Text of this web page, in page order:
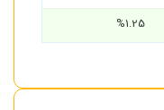
%1.25